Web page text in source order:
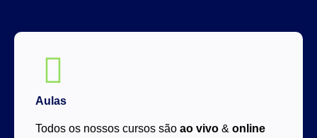
Aulas
Todos os nossos cursos são ao vivo & online